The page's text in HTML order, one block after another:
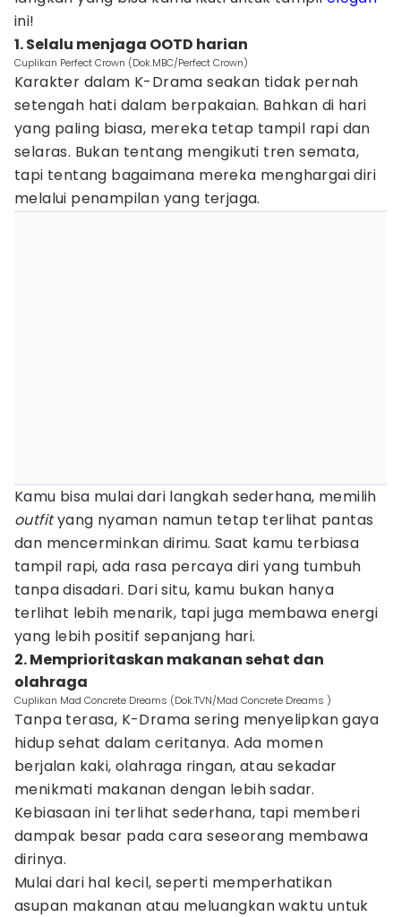
ini!
1. Selalu menjaga OOTD harian
Cuplikan Perfect Crown (Dok.MBC/Perfect Crown)
Karakter dalam K-Drama seakan tidak pernah
setengah hati dalam berpakaian. Bahkan di hari
yang paling biasa, mereka tetap tampil rapi dan
selaras. Bukan tentang mengikuti tren semata,
tapi tentang bagaimana mereka menghargai diri
melalui penampilan yang terjaga.
Kamu bisa mulai dari langkah sederhana, memilih
outfityang nyaman namun tetap terlihat pantas
dan mencerminkan dirimu. Saat kamu terbiasa
tampil rapi, ada rasa percaya diri yang tumbuh
tanpa disadari. Dari situ, kamu bukan hanya
terlihat lebih menarik, tapi juga membawa energi
yang lebih positif sepanjang hari.
2. Memprioritaskan makanan sehat dan
olahraga
Cuplikan Mad Concrete Dreams (Dok.TVN/Mad Concrete Dreams )
Tanpa terasa, K-Drama sering menyelipkan gaya
hidup sehat dalam ceritanya. Ada momen
berjalan kaki, olahraga ringan, atau sekadar
menikmati makanan dengan lebih sadar.
Kebiasaan ini terlihat sederhana, tapi memberi
dampak besar pada cara seseorang membawa
dirinya.
Mulai dari hal kecil, seperti memperhatikan
asupan makanan atau meluangkan waktu untuk